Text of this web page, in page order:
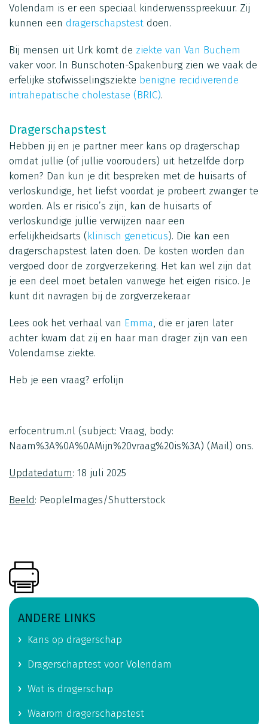
Volendam is er een speciaal kinderwensspreekuur. Zij
kunnen een dragerschapstest doen.
Bij mensen uit Urk komt de ziekte van Van Buchem
vaker voor. In Bunschoten-Spakenburg zien we vaak de
erfelijke stofwisselingsziekte benigne recidiverende
intrahepatische cholestase (BRIC).
Dragerschapstest
Hebben jij en je partner meer kans op dragerschap
omdat jullie (of jullie voorouders) uit hetzelfde dorp
komen? Dan kun je dit bespreken met de huisarts of
verloskundige, het liefst voordat je probeert zwanger te
worden. Als er risico’s zijn, kan de huisarts of
verloskundige jullie verwijzen naar een
erfelijkheidsarts (klinisch geneticus). Die kan een
dragerschapstest laten doen. De kosten worden dan
vergoed door de zorgverzekering. Het kan wel zijn dat
je een deel moet betalen vanwege het eigen risico. Je
kunt dit navragen bij de zorgverzekeraar
Lees ook het verhaal van Emma, die er jaren later
achter kwam dat zij en haar man drager zijn van een
Volendamse ziekte.
Heb je een vraag? erfolijn
erfocentrum.nl (subject: Vraag, body:
Naam%3A%0A%0AMijn%20vraag%20is%3A) (Mail) ons.
Updatedatum: 18 juli 2025
Beeld: PeopleImages/Shutterstock
ANDERE LINKS
Kans op dragerschap
Dragerschaptest voor Volendam
Wat is dragerschap
Waarom dragerschapstest